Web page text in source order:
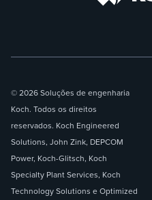
© 2026 Soluções de engenharia
Koch. Todos os direitos
reservados. Koch Engineered
Solutions, John Zink, DEPCOM
Power, Koch-Glitsch, Koch
Specialty Plant Services, Koch
Technology Solutions e Optimized